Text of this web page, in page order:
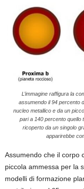
L’immagine raffigura la
assumendo il 94 percento
nucleo metallico e da un
pari a 140 percento quello
ricoperto da un singolo
apparirebbe
Assumendo che il corpo
piccola ammessa per la
modelli di formazione